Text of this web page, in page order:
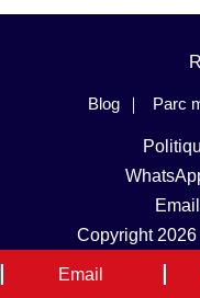
Blog Parc
Copyright
Email